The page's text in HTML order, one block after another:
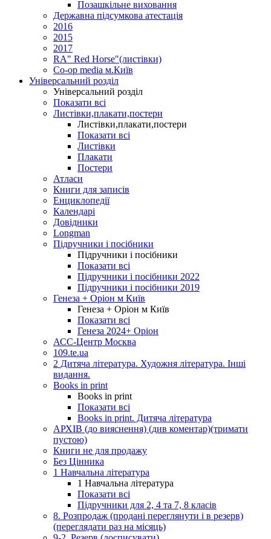
Позашкільне виховання
Державна підсумкова атестація
2016
2015
2017
RA" Red Horse"(листівки)
Co-op media м.Київ
Універсальний розділ
Універсальний розділ
Показати всі
Листівки,плакати,постери
Листівки,плакати,постери
Показати всі
Листівки
Плакати
Постери
Атласи
Книги для записів
Енциклопедії
Календарі
Довідники
Longman
Підручники і посібники
Підручники і посібники
Показати всі
Підручники і посібники 2022
Підручники і посібники 2019
Генеза + Оріон м Київ
Генеза + Оріон м Київ
Показати всі
Генеза 2024+ Оріон
АСС-Центр Москва
109.te.ua
2 Дитяча література. Художня література. Інші
видання.
Books in print
Books in print
Показати всі
Books in print. Дитяча література
АРХІВ (до вияснення) (див коментар)(тримати
пустою)
Книги не для продажу
Без Цінника
1 Навчальна література
1 Навчальна література
Показати всі
Підручники для 2, 4 та 7, 8 класів
8. Розпродаж (продані переглянути і в резерв)
(переглядати раз на місяць)